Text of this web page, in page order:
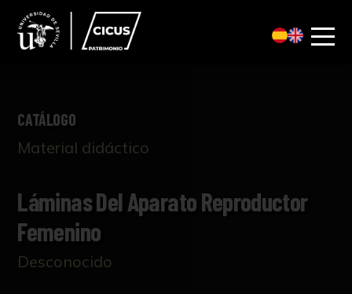
CATÁLOGO
Material didáctico
Láminas Del Aparato Reproductor
Femenino
Desconocido